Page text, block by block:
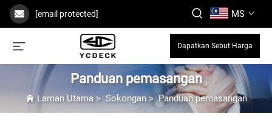
[email protected] MS
Dapatkan Sebut Harga
Panduan pemasangan
Laman Utama >Sokongan>Panduan pemasangan